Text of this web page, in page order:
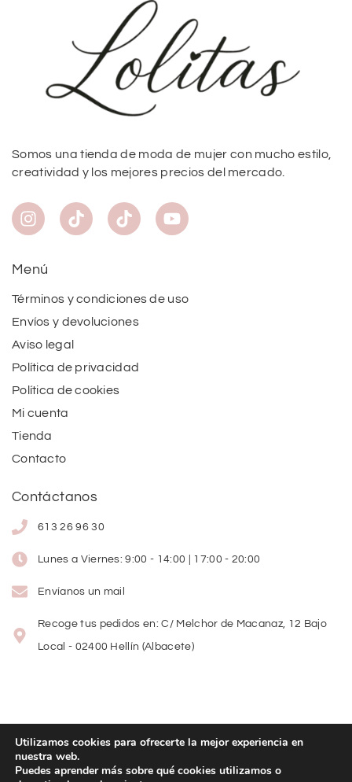
Somos una tienda de moda de mujer con mucho estilo,
creatividad y los mejores precios del mercado.
Menú
Términos y condiciones de uso
Envíos y devoluciones
Aviso legal
Política de privacidad
Política de cookies
Mi cuenta
Tienda
Contacto
Contáctanos
613 26 96 30
Lunes a Viernes: 9:00 - 14:00 | 17:00 - 20:00
Envíanos un mail
Recoge tus pedidos en: C/ Melchor de Macanaz, 12 Bajo
Local - 02400 Hellín (Albacete)
Copyright© 2026Lolitas Moda
Utilizamos cookies para ofrecerte la mejor experiencia en
nuestra web.
Puedes aprender más sobre qué cookies utilizamos o